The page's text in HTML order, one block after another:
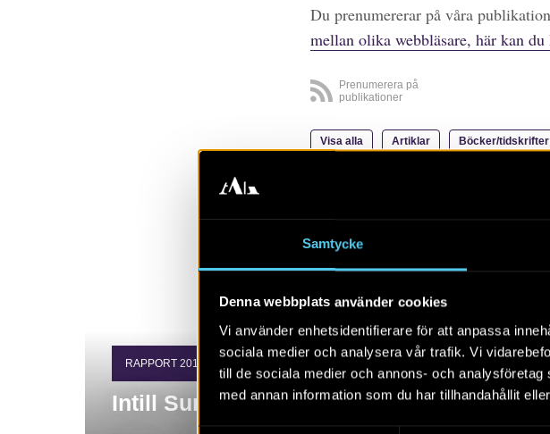
Samtycke
Denna webbplats använder cookies
Vi använder enhetsidentifierare för att anpassa
sociala medier och analysera vår trafik. Vi
till de sociala medier och annons- och
med annan information som du har tillhandahållit
Du prenumererar på våra
mellan olika webbläsare, här kan
Prenumerera på
publikationer
Visa alla Artiklar Böcker/tidskrifter
RAPPORT 2019:22
Intill Sunkerstad bytomt
för